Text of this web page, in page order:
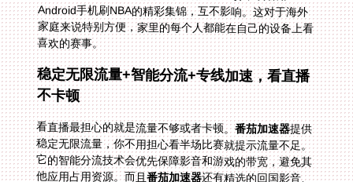
喜欢的赛事。
稳定无限流量+智能分流+专线加速，看直播
不卡顿
看直播最担心的就是流量不够或者卡顿。番茄加速器提供
稳定无限流量，你不用担心看半场比赛就提示流量不足。
它的智能分流技术会优先保障影音和游戏的带宽，避免其
他应用占用资源。而且番茄加速器还有精选的回国影音、
游戏加速专线，独享100M带宽，就算是4K高清的赛事直
播也能流畅播放。比如在澳大利亚看CCTV5世界杯中文
直播，用番茄的专线加速，画面清晰不卡顿，声音和画面